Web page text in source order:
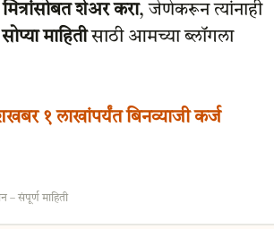
शेअर करा, जेणेकरून त्यांनाही
माहितीसाठी आमच्या ब्लॉगला
१ लाखांपर्यंत बिनव्याजी कर्ज
संपूर्ण माहिती